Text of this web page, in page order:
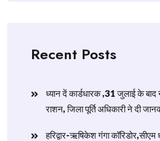
Recent Posts
ध्यान दें कार्डधारक ,31 जुलाई के बाद
राशन, जिला पूर्ति अधिकारी ने दी
हरिद्वार-ऋषिकेश गंगा